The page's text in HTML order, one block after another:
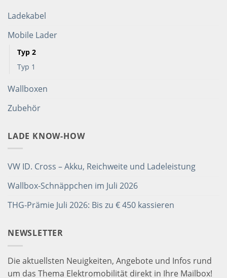
Ladekabel
Mobile Lader
Typ 2
Typ 1
Wallboxen
Zubehör
LADE KNOW-HOW
VW ID. Cross – Akku, Reichweite und Ladeleistung
Wallbox-Schnäppchen im Juli 2026
THG-Prämie Juli 2026: Bis zu € 450 kassieren
NEWSLETTER
Die aktuellsten Neuigkeiten, Angebote und Infos rund
um das Thema Elektromobilität direkt in Ihre Mailbox!